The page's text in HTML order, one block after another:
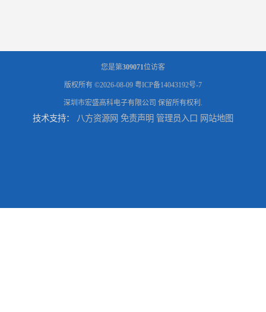
您是第309071位访客
版权所有 ©2026-08-09 粤ICP备14043192号-7
深圳市宏盛高科电子有限公司 保留所有权利.
技术支持： 八方资源网 免责声明 管理员入口 网站地图